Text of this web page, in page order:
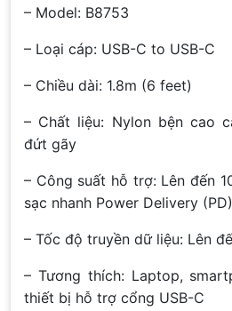
– Model: B8753
– Loại cáp: USB-C to USB-C
– Chiều dài: 1.8m (6 feet)
– Chất liệu: Nylon bện cao
đứt gãy
– Công suất hỗ trợ: Lên đến
sạc nhanh Power Delivery (PD)
– Tốc độ truyền dữ liệu: Lên
– Tương thích: Laptop,
thiết bị hỗ trợ cổng USB-C